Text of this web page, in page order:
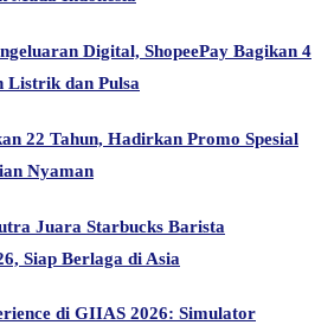
Digital, ShopeePay Bagikan 4
Listrik dan Pulsa
22 Tahun, Hadirkan Promo Spesial
Nyaman
Juara Starbucks Barista
Siap Berlaga di Asia
di GIIAS 2026: Simulator